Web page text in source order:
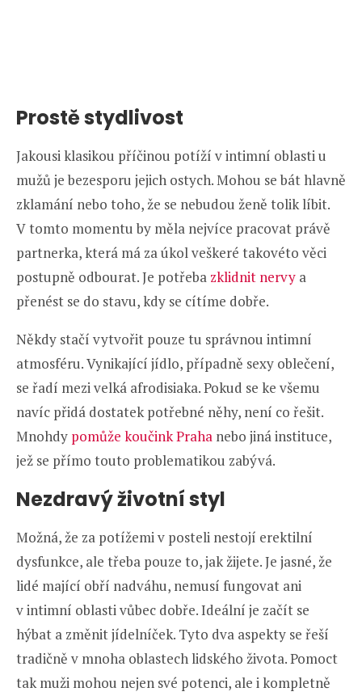
Prostě stydlivost
Jakousi klasikou příčinou potíží v intimní oblasti u
mužů je bezesporu jejich ostych. Mohou se bát hlavně
zklamání nebo toho, že se nebudou ženě tolik líbit.
V tomto momentu by měla nejvíce pracovat právě
partnerka, která má za úkol veškeré takovéto věci
postupně odbourat. Je potřeba zklidnit nervy a
přenést se do stavu, kdy se cítíme dobře.
Někdy stačí vytvořit pouze tu správnou intimní
atmosféru. Vynikající jídlo, případně sexy oblečení,
se řadí mezi velká afrodisiaka. Pokud se ke všemu
navíc přidá dostatek potřebné něhy, není co řešit.
Mnohdy pomůže koučink Praha nebo jiná instituce,
jež se přímo touto problematikou zabývá.
Nezdravý životní styl
Možná, že za potížemi v posteli nestojí erektilní
dysfunkce, ale třeba pouze to, jak žijete. Je jasné, že
lidé mající obří nadváhu, nemusí fungovat ani
v intimní oblasti vůbec dobře. Ideální je začít se
hýbat a změnit jídelníček. Tyto dva aspekty se řeší
tradičně v mnoha oblastech lidského života. Pomoct
tak muži mohou nejen své potenci, ale i kompletně